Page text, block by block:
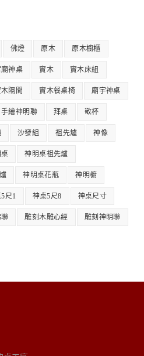
佛燈 原木 原木櫥櫃
廟神桌 實木 實木床組
隔間 實木餐桌椅 廟宇神桌
手繪神明聯 拜桌 敬杯
沙發組 祖先爐 神像
神明桌祖先爐
神明桌花瓶 神明櫥
尺1 神桌5尺8 神桌尺寸
雕刻木雕心經 雕刻神明聯